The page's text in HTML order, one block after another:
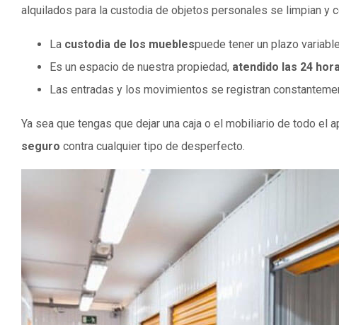
alquilados para la custodia de objetos personales se limpian y
La custodia de los mueblespuede tener un plazo
Es un espacio de nuestra propiedad, atendido las 24
Las entradas y los movimientos se registran
Ya sea que tengas que dejar una caja o el mobiliario de todo
seguro contra cualquier tipo de desperfecto.